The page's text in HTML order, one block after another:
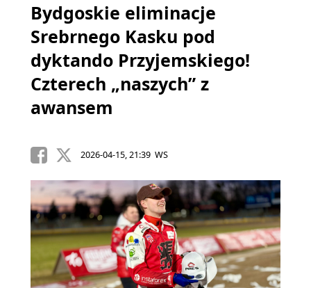
Bydgoskie eliminacje
Srebrnego Kasku pod
dyktando Przyjemskiego!
Czterech „naszych” z
awansem
2026-04-15, 21:39 WS